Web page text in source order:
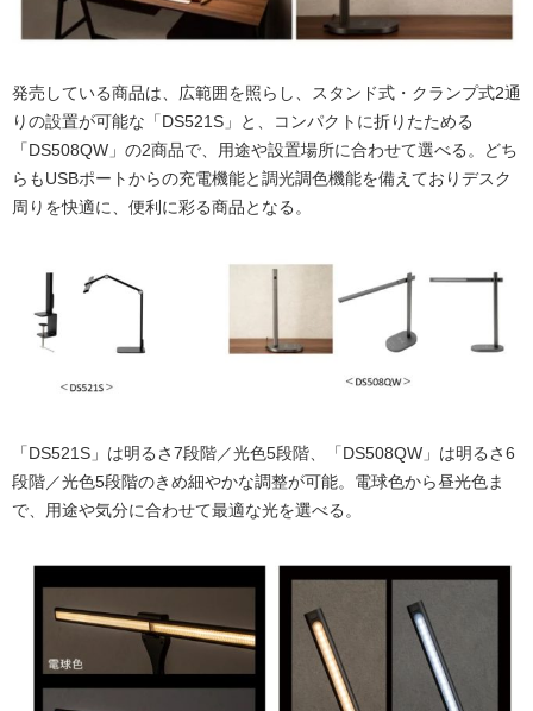
発売している商品は、広範囲を照らし、スタンド式・クランプ式2通
りの設置が可能な「DS521S」と、コンパクトに折りたためる
「DS508QW」の2商品で、用途や設置場所に合わせて選べる。どち
らもUSBポートからの充電機能と調光調色機能を備えておりデスク
周りを快適に、便利に彩る商品となる。
「DS521S」は明るさ7段階／光色5段階、「DS508QW」は明るさ6
段階／光色5段階のきめ細やかな調整が可能。電球色から昼光色ま
で、用途や気分に合わせて最適な光を選べる。